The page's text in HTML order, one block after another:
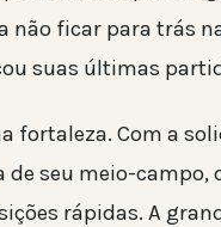
não ficar para trás
suas últimas
fortaleza. Com a
seu meio-campo,
rápidas. A